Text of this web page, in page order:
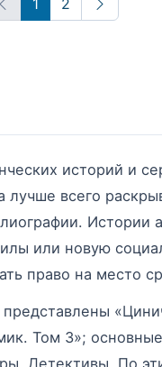
Вперёд
историй и
лучше всего
Истории
или новую
право на место
представлены
Том 3»;